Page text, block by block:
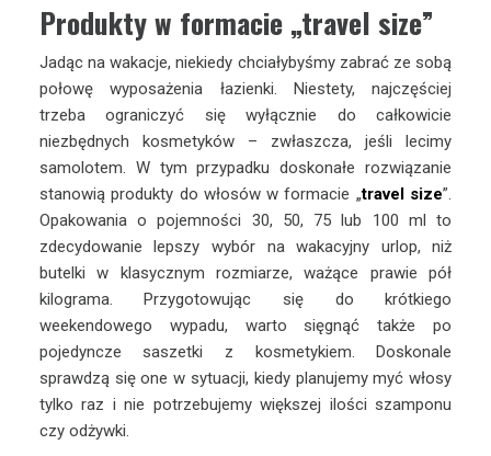
Produkty w formacie „travel size”
Jadąc na wakacje, niekiedy chciałybyśmy zabrać ze sobą
połowę wyposażenia łazienki. Niestety, najczęściej
trzeba ograniczyć się wyłącznie do całkowicie
niezbędnych kosmetyków – zwłaszcza, jeśli lecimy
samolotem. W tym przypadku doskonałe rozwiązanie
stanowią produkty do włosów w formacie „travel size”.
Opakowania o pojemności 30, 50, 75 lub 100 ml to
zdecydowanie lepszy wybór na wakacyjny urlop, niż
butelki w klasycznym rozmiarze, ważące prawie pół
kilograma. Przygotowując się do krótkiego
weekendowego wypadu, warto sięgnąć także po
pojedyncze saszetki z kosmetykiem. Doskonale
sprawdzą się one w sytuacji, kiedy planujemy myć włosy
tylko raz i nie potrzebujemy większej ilości szamponu
czy odżywki.